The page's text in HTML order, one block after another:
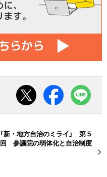
「新・地方自治のミライ」 第５
回 参議院の弱体化と自治制度